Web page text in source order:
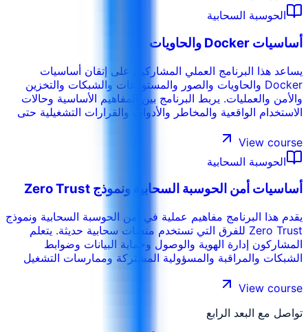
الداخلية ومستوى المشاركين وأهداف الأداء في المؤسسة.
الحوسبة السحابية
أساسيات Docker والحاويات
يساعد هذا البرنامج العملي المشاركين على إتقان أساسيات
Docker والحاويات والصور والمستودعات والشبكات والتخزين
والأمن والعمليات. يربط البرنامج بين المفاهيم الأساسية وحالات
الاستخدام الواقعية والمخاطر والأدوات والقرارات التشغيلية حتى
تخصيص التدريب حسب القطاع والأنظمة الداخلية ومستوى
المشاركين وأهداف الأداء في المؤسسة.
View course
الحوسبة السحابية
أساسيات أمن الحوسبة السحابية ونموذج Zero Trust
يقدم هذا البرنامج مفاهيم عملية في أمن الحوسبة السحابية ونموذج
Zero Trust للفرق التي تستخدم منصات سحابية حديثة. يتعلم
المشاركون إدارة الهوية والوصول وحماية البيانات وضوابط
الشبكات والمراقبة والمسؤولية المشتركة وممارسات التشغيل
View course
تواصل مع البعد الرابع